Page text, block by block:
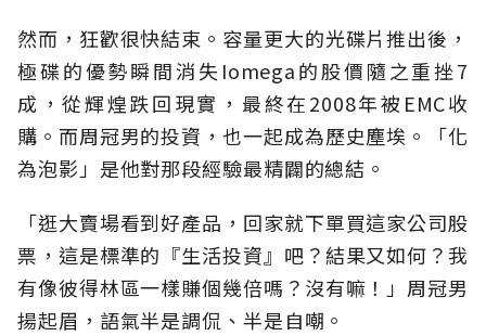
然而，狂歡很快結束。容量更大的光碟片推出後，
極碟的優勢瞬間消失Iomega的股價隨之重挫7
成，從輝煌跌回現實，最終在2008年被EMC收
購。而周冠男的投資，也一起成為歷史塵埃。「化
為泡影」是他對那段經驗最精闢的總結。
「逛大賣場看到好產品，回家就下單買這家公司股
票，這是標準的『生活投資』吧？結果又如何？我
有像彼得林區一樣賺個幾倍嗎？沒有嘛！」周冠男
揚起眉，語氣半是調侃、半是自嘲。